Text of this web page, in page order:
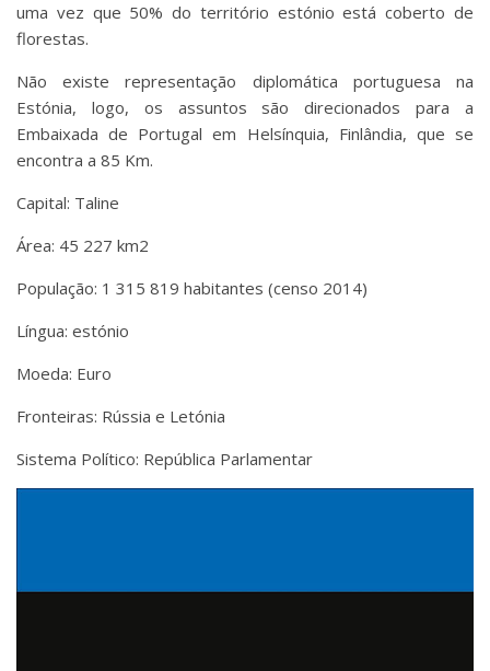
uma vez que 50% do território estónio está coberto de
florestas.
Não existe representação diplomática portuguesa na
Estónia, logo, os assuntos são direcionados para a
Embaixada de Portugal em Helsínquia, Finlândia, que se
encontra a 85 Km.
Capital: Taline
Área: 45 227 km2
População: 1 315 819 habitantes (censo 2014)
Língua: estónio
Moeda: Euro
Fronteiras: Rússia e Letónia
Sistema Político: República Parlamentar